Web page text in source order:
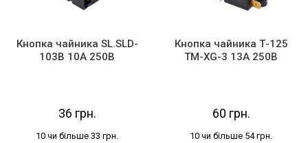
Кнопка чайника SL.SLD-
103B 10А 250В
36 грн.
10 чи більше 33 грн.
Кнопка чайника Т-125
TM-XG-3 13А 250В
60 грн.
10 чи більше 54 грн.